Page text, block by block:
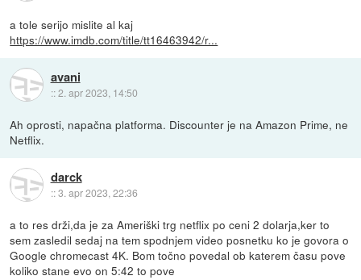
a tole serijo mislite al kaj
https://www.imdb.com/title/tt16463942/r...
avani
::2. apr 2023, 14:50
Ah oprosti, napačna platforma. Discounter je na Amazon Prime, ne
Netflix.
darck
::3. apr 2023, 22:36
a to res drži,da je za Ameriški trg netflix po ceni 2 dolarja,ker to
sem zasledil sedaj na tem spodnjem video posnetku ko je govora o
Google chromecast 4K. Bom točno povedal ob katerem času pove
koliko stane evo on 5:42 to pove